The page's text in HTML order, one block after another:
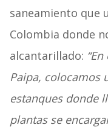
saneamiento que
Colombia donde
alcantarillado:
Paipa, colocamos
estanques donde
plantas se